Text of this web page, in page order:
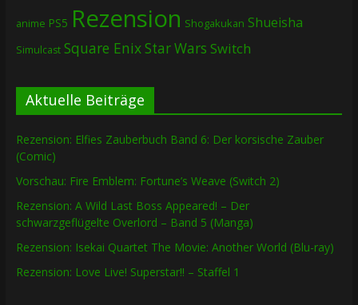
anime PS5 Rezension Shogakukan Shueisha
Simulcast Square EnixStar Wars Switch
Aktuelle Beiträge
Rezension: Elfies Zauberbuch Band 6: Der korsische Zauber
(Comic)
Vorschau: Fire Emblem: Fortune’s Weave (Switch 2)
Rezension: A Wild Last Boss Appeared! – Der
schwarzgeflügelte Overlord – Band 5 (Manga)
Rezension: Isekai Quartet The Movie: Another World (Blu-ray)
Rezension: Love Live! Superstar!! – Staffel 1